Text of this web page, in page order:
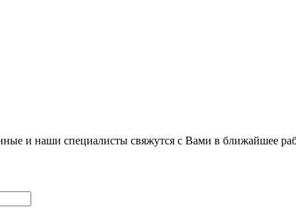
и наши специалисты свяжутся с Вами в ближайшее